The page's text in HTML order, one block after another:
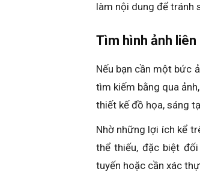
làm nội dung để tránh
Tìm hình ảnh
Nếu bạn cần một bức
tìm kiếm bằng qua
thiết kế đồ họa, sáng
Nhờ những lợi ích kể
thể thiếu, đặc biệt
tuyến hoặc cần xác